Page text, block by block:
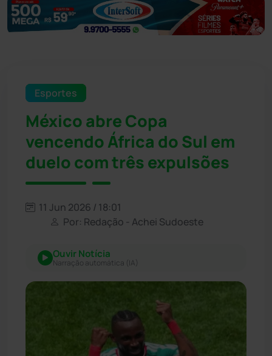
Esportes
México abre Copa
vencendo África do Sul em
duelo com três expulsões
11 Jun 2026 / 18:01
Por: Redação - Achei Sudoeste
Ouvir Notícia
Narração automática (IA)